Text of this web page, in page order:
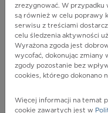
M21.0 -
indziej
Więcej na lekiicd10.pl
zrezygnować. W przypadku
są również w celu poprawy
serwisu z treściami
celu śledzenia aktywności
Wyrażona zgoda jest
wycofać, dokonując zmiany
zgody pozostanie bez
cookies, którego dokonano
Więcej informacji na temat
cookie zawartych jest w